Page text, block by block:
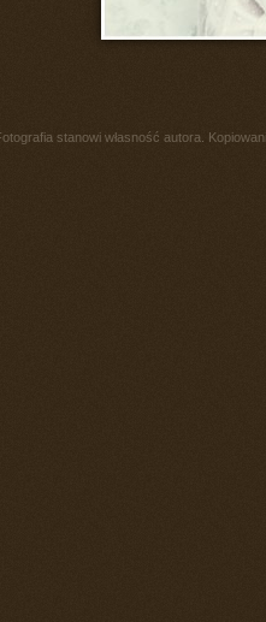
stanowi własność autora.